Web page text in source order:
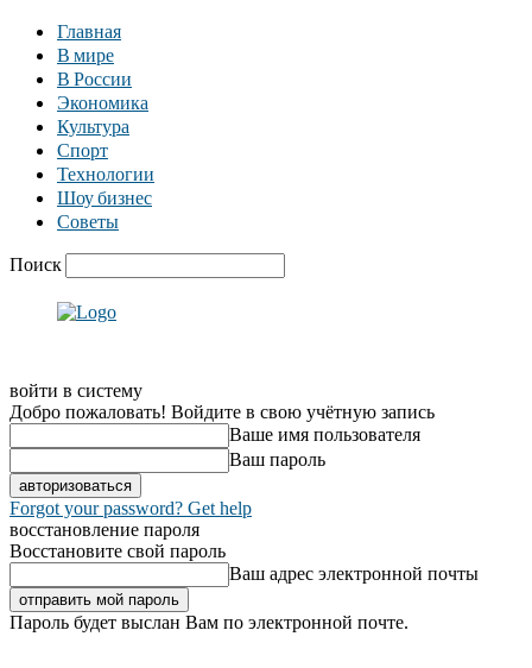
Главная
В мире
В России
Экономика
Культура
Спорт
Технологии
Шоу бизнес
Советы
Поиск
войти в систему
Добро пожаловать! Войдите в свою учётную запись
Ваше имя пользователя
Ваш пароль
Forgot your password? Get help
восстановление пароля
Восстановите свой пароль
Ваш адрес электронной почты
Пароль будет выслан Вам по электронной почте.